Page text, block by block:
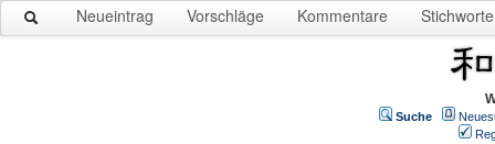
Neueintrag Vorschläge Kommentare Stichworte
Suche